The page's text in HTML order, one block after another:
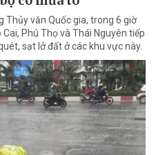
Thủy văn Quốc gia, trong 6 giờ
Phú Thọ và Thái Nguyên tiếp
sạt lở đất ở các khu vực này.